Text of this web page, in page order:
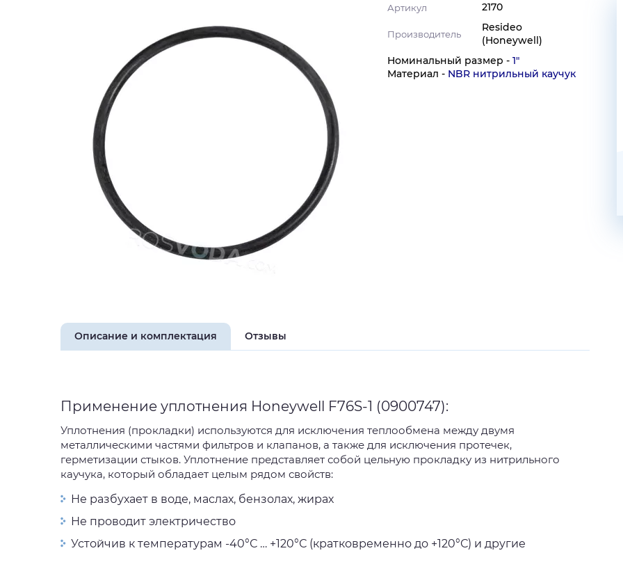
Артикул 2170
Производитель
Resideo
(Honeywell)
Номинальный размер -1"
Материал - NBR нитрильный каучук
Описание и комплектация Отзывы
Применение уплотнения Honeywell F76S-1 (0900747):
Уплотнения (прокладки) используются для исключения теплообмена между двумя
металлическими частями фильтров и клапанов, а также для исключения протечек,
герметизации стыков. Уплотнение представляет собой цельную прокладку из нитрильного
каучука, который обладает целым рядом свойств:
Не разбухает в воде, маслах, бензолах, жирах
Не проводит электричество
Устойчив к температурам -40°С … +120°С (кратковременно до +120°С) и другие